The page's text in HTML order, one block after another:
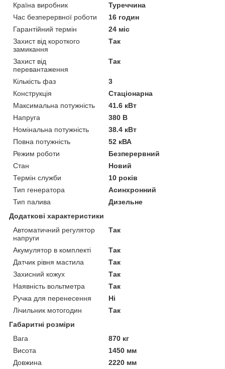
Країна виробник
Туреччина
Час безперервної роботи
16 годин
Гарантійний термін
24 міс
Захист від короткого
замикання
Так
Захист від
перевантаження
Так
Кількість фаз
3
Конструкція
Стаціонарна
Максимальна потужність
41.6 кВт
Напруга
380 В
Номінальна потужність
38.4 кВт
Повна потужність
52 кВА
Режим роботи
Безперервний
Стан
Новий
Термін служби
10 років
Тип генератора
Асинхронний
Тип палива
Дизельне
Додаткові характеристики
Автоматичний регулятор
напруги
Так
Акумулятор в комплекті
Так
Датчик рівня мастила
Так
Захисний кожух
Так
Наявність вольтметра
Так
Ручка для перенесення
Ні
Лічильник мотогодин
Так
Габаритні розміри
Вага
870 кг
Висота
1450 мм
Довжина
2220 мм